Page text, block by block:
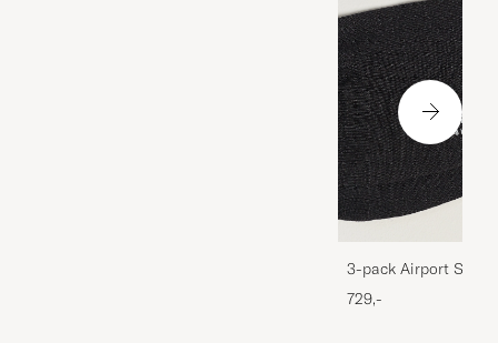
3-pack Airport
Melange
729,-